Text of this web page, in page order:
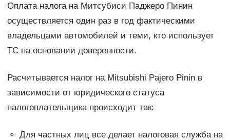
Оплата налога на Митсубиси Паджеро Пинин
осуществляется один раз в год фактическими
владельцами автомобилей и теми, кто использует
ТС на основании доверенности.
Расчитывается налог на Mitsubishi Pajero Pinin в
зависимости от юридического статуса
налогоплательщика происходит так:
Для частных лиц все делает налоговая служба на